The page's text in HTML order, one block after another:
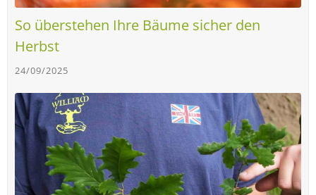
So überstehen Ihre Bäume sicher den
Herbst
24/09/2025